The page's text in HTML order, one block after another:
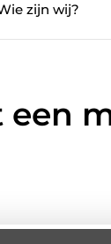
zijn wij?